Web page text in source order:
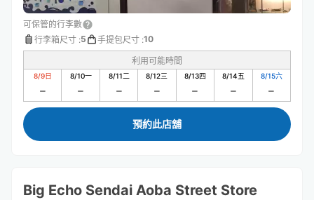
可保管的行李數
行李箱尺寸 :5 手提包尺寸 :10
利用可能時間
8/9日 8/10一 8/11二 8/12三 8/13四 8/14五 8/15六
預約此店舖
Big Echo Sendai Aoba Street Store